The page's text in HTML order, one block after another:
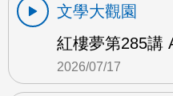
文學大觀園
紅樓夢第285講
2026/07/17